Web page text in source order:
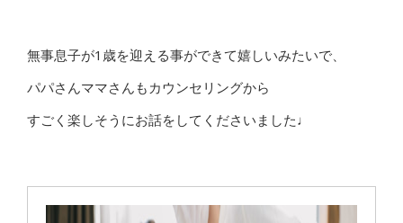
無事息子が1歳を迎える事ができて嬉しいみたいで、
パパさんママさんもカウンセリングから
すごく楽しそうにお話をしてくださいました♩